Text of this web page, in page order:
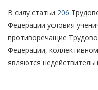
В силу статьи 206
Федерации условия
противоречащие
Федерации,
являются